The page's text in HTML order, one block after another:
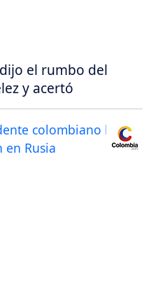
el rumbo del
y acertó